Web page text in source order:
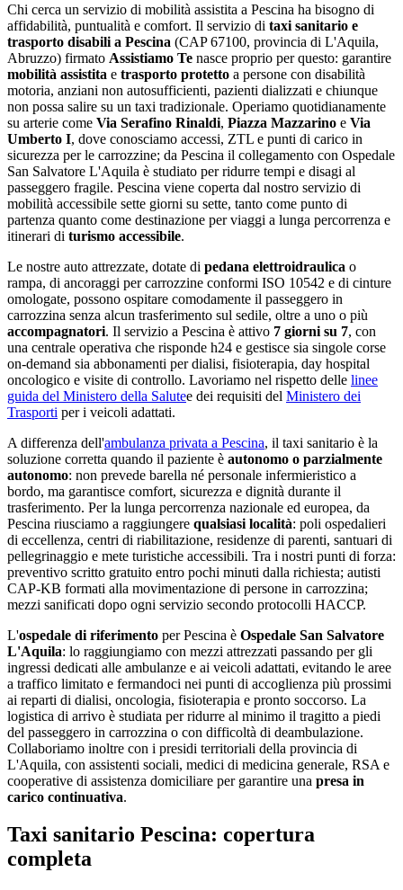
Chi cerca un servizio di mobilità assistita a Pescina ha bisogno di
affidabilità, puntualità e comfort. Il servizio di taxi sanitario e
trasporto disabili a Pescina (CAP67100, provincia di L'Aquila,
Abruzzo) firmato Assistiamo Te nasce proprio per questo: garantire
mobilità assistita e trasporto protetto a persone con disabilità
motoria, anziani non autosufficienti, pazienti dializzati e chiunque
non possa salire su un taxi tradizionale. Operiamo quotidianamente
su arterie come Via Serafino Rinaldi, Piazza Mazzarino e Via
Umberto I, dove conosciamo accessi, ZTL e punti di carico in
sicurezza per le carrozzine; da Pescina il collegamento con Ospedale
San Salvatore L'Aquila è studiato per ridurre tempi e disagi al
passeggero fragile. Pescina viene coperta dal nostro servizio di
mobilità accessibile sette giorni su sette, tanto come punto di
partenza quanto come destinazione per viaggi a lunga percorrenza e
itinerari di turismo accessibile.
Le nostre auto attrezzate, dotate di pedana elettroidraulica o
rampa, di ancoraggi per carrozzine conformi ISO 10542 e di cinture
omologate, possono ospitare comodamente il passeggero in
carrozzina senza alcun trasferimento sul sedile, oltre a uno o più
accompagnatori. Il servizio a Pescina è attivo 7 giorni su 7, con
una centrale operativa che risponde h24 e gestisce sia singole corse
on-demand sia abbonamenti per dialisi, fisioterapia, day hospital
oncologico e visite di controllo. Lavoriamo nel rispetto delle linee
guida del Ministero della Salutee dei requisiti del Ministero dei
Trasporti per i veicoli adattati.
A differenza dell'ambulanza privata a Pescina, il taxi sanitario è la
soluzione corretta quando il paziente è autonomo o parzialmente
autonomo: non prevede barella né personale infermieristico a
bordo, ma garantisce comfort, sicurezza e dignità durante il
trasferimento. Per la lunga percorrenza nazionale ed europea, da
Pescina riusciamo a raggiungere qualsiasi località: poli ospedalieri
di eccellenza, centri di riabilitazione, residenze di parenti, santuari di
pellegrinaggio e mete turistiche accessibili. Tra i nostri punti di forza:
preventivo scritto gratuito entro pochi minuti dalla richiesta; autisti
CAP-KB formati alla movimentazione di persone in carrozzina;
mezzi sanificati dopo ogni servizio secondo protocolli HACCP.
L'ospedale di riferimento perPescina è Ospedale San Salvatore
L'Aquila: lo raggiungiamo con mezzi attrezzati passando per gli
ingressi dedicati alle ambulanze e ai veicoli adattati, evitando le aree
a traffico limitato e fermandoci nei punti di accoglienza più prossimi
ai reparti di dialisi, oncologia, fisioterapia e pronto soccorso. La
logistica di arrivo è studiata per ridurre al minimo il tragitto a piedi
del passeggero in carrozzina o con difficoltà di deambulazione.
Collaboriamo inoltre con i presidi territoriali della provincia di
L'Aquila, con assistenti sociali, medici di medicina generale, RSA e
cooperative di assistenza domiciliare per garantire una presa in
carico continuativa.
Taxi sanitario Pescina: copertura
completa